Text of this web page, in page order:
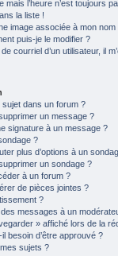
mais l’heure n’est toujours
la liste !
image associée à mon nom
puis-je le modifier ?
courriel d’un utilisateur, il
dans un forum ?
un message ?
signature à un message ?
?
plus d’options à un
un sondage ?
à un forum ?
de pièces jointes ?
?
messages à un
» affiché lors de la
besoin d’être approuvé ?
sujets ?